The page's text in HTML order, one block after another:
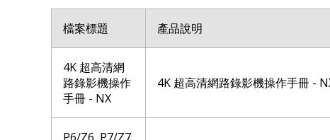
檔案標題 產品說明
4K 超高清網
路錄影機操作
手冊 - NX
4K 超高清網路錄影機操作手冊 -